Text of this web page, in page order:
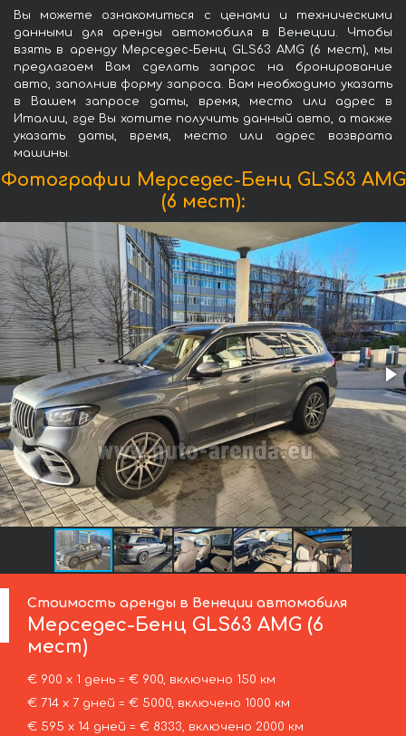
Вы можете ознакомиться с ценами и техническими
данными для аренды автомобиля в Венеции. Чтобы
взять в аренду Мерседес-Бенц GLS63 AMG (6 мест), мы
предлагаем Вам сделать запрос на бронирование
авто, заполнив форму запроса. Вам необходимо указать
в Вашем запросе даты, время, место или адрес в
Италии, где Вы хотите получить данный авто, а также
указать даты, время, место или адрес возврата
машины.
Фотографии Мерседес-Бенц GLS63 AMG
(6 мест):
Стоимость аренды в Венеции автомобиля
Мерседес-Бенц GLS63 AMG (6
мест)
€ 900 х 1 день = € 900, включено 150 км
€ 714 х 7 дней = € 5000, включено 1000 км
€ 595 х 14 дней = € 8333, включено 2000 км